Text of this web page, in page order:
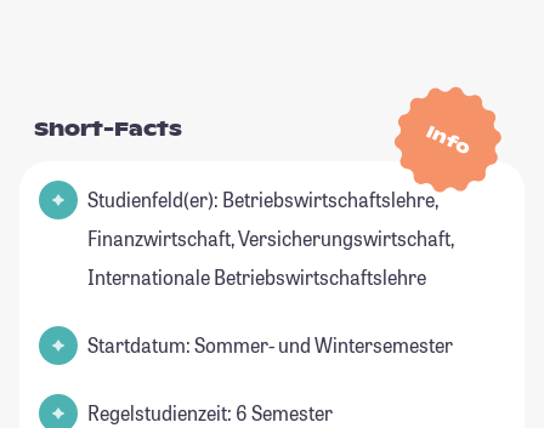
Info
Short-Facts
Studienfeld(er): Betriebswirtschaftslehre,
Finanzwirtschaft, Versicherungswirtschaft,
Internationale Betriebswirtschaftslehre
Startdatum: Sommer- und Wintersemester
Regelstudienzeit: 6 Semester